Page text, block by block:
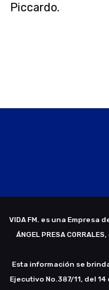
Piccardo.
VIDA FM. es una Empresa
ÁNGEL PRESA
Esta información se
Ejecutivo No.387/11, del